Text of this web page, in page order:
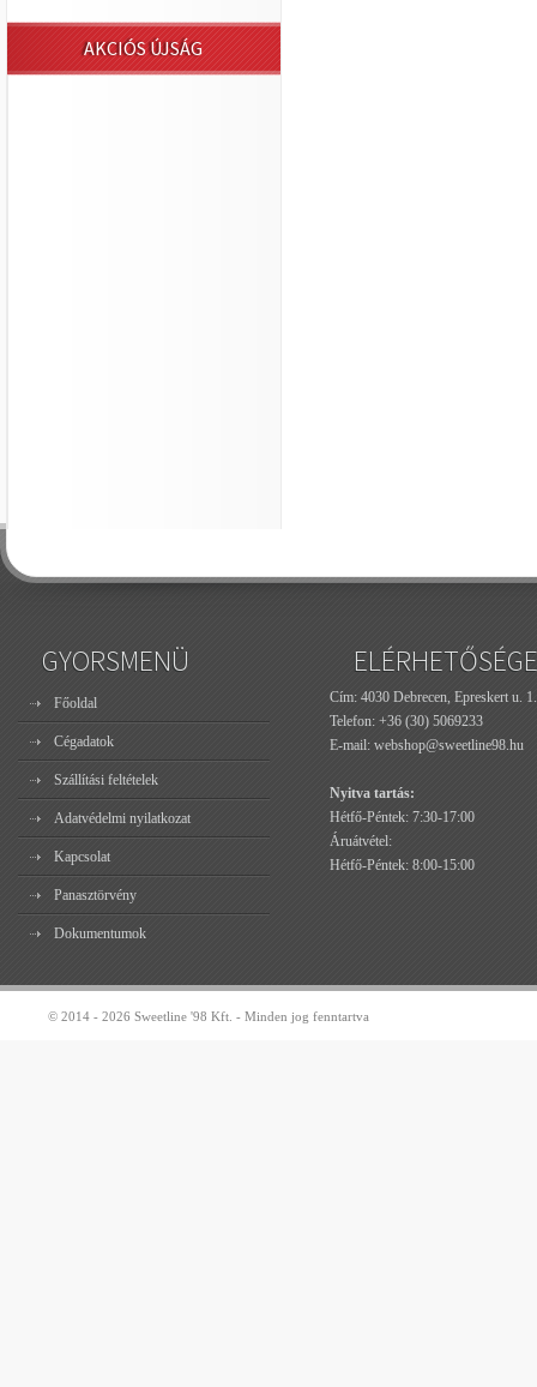
AKCIÓS ÚJSÁG
GYORSMENÜ
Főoldal
Cégadatok
Szállítási feltételek
Adatvédelmi nyilatkozat
Kapcsolat
Panasztörvény
Dokumentumok
Cím: 4030 Debrecen, Epreskert u. 1.
Telefon: +36 (30) 5069233
E-mail: webshop@sweetline98.hu
Nyitva tartás:
Hétfő-Péntek: 7:30-17:00
Áruátvétel:
Hétfő-Péntek: 8:00-15:00
© 2014 - 2026 Sweetline '98 Kft. - Minden jog fenntartva